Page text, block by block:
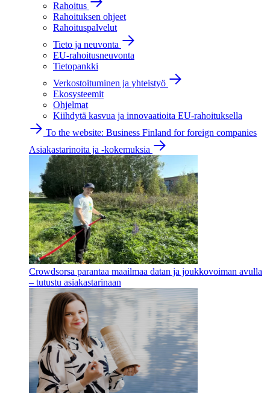
Rahoitus
Rahoituksen ohjeet
Rahoituspalvelut
Tieto ja neuvonta
EU-rahoitusneuvonta
Tietopankki
Verkostoituminen ja yhteistyö
Ekosysteemit
Ohjelmat
Kiihdytä kasvua ja innovaatioita EU-rahoituksella
To the website: Business Finland for foreign companies
Asiakastarinoita ja -kokemuksia
Crowdsorsa parantaa maailmaa datan ja joukkovoiman avulla
– tutustu asiakastarinaan